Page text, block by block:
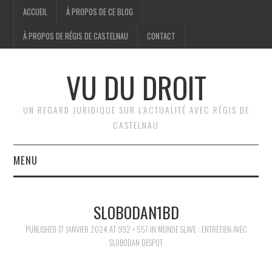
ACCUEIL À PROPOS DE CE BLOG
À PROPOS DE RÉGIS DE CASTELNAU CONTACT
VU DU DROIT
UN REGARD JURIDIQUE SUR L'ACTUALITÉ AVEC RÉGIS DE
CASTELNAU
MENU
SLOBODAN1BD
PUBLISHED 17 JANVIER 2024 AT 992 × 557 IN MONDE SLAVE : ENTRETIEN AVEC
SLOBODAN DESPOT